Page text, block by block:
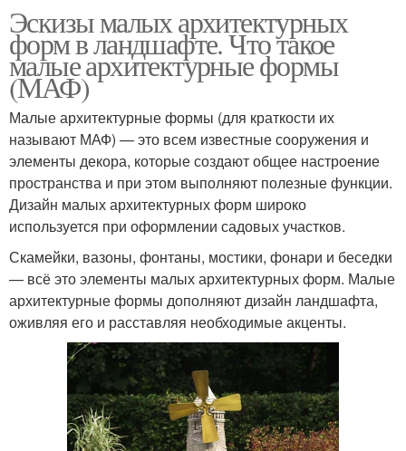
Эскизы малых архитектурных
форм в ландшафте. Что такое
малые архитектурные формы
(МАФ)
Малые архитектурные формы (для краткости их
называют МАФ) — это всем известные сооружения и
элементы декора, которые создают общее настроение
пространства и при этом выполняют полезные функции.
Дизайн малых архитектурных форм широко
используется при оформлении садовых участков.
Скамейки, вазоны, фонтаны, мостики, фонари и беседки
— всё это элементы малых архитектурных форм. Малые
архитектурные формы дополняют дизайн ландшафта,
оживляя его и расставляя необходимые акценты.